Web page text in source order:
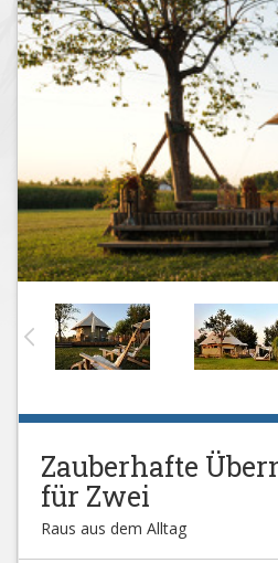
Zauberhafte
für Zwei
Raus aus dem Alltag